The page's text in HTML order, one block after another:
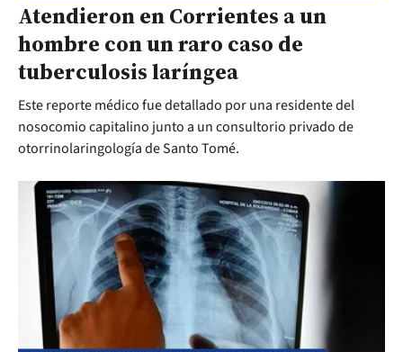
Atendieron en Corrientes a un
hombre con un raro caso de
tuberculosis laríngea
Este reporte médico fue detallado por una residente del
nosocomio capitalino junto a un consultorio privado de
otorrinolaringología de Santo Tomé.